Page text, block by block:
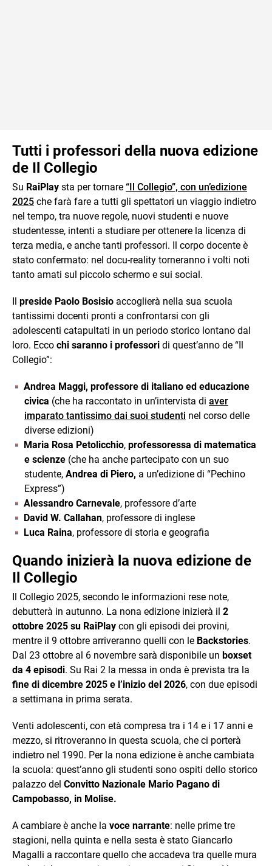
Tutti i professori della nuova edizione
de Il Collegio
Su RaiPlay sta per tornare “Il Collegio”, con un’edizione
2025 che farà fare a tutti gli spettatori un viaggio indietro
nel tempo, tra nuove regole, nuovi studenti e nuove
studentesse, intenti a studiare per ottenere la licenza di
terza media, e anche tanti professori. Il corpo docente è
stato confermato: nel docu-reality torneranno i volti noti
tanto amati sul piccolo schermo e sui social.
Il preside Paolo Bosisio accoglierà nella sua scuola
tantissimi docenti pronti a confrontarsi con gli
adolescenti catapultati in un periodo storico lontano dal
loro. Ecco chi saranno i professori di quest’anno de “Il
Collegio”:
Andrea Maggi, professore di italiano ed educazione
civica (che ha raccontato in un’intervista di aver
imparato tantissimo dai suoi studenti nel corso delle
diverse edizioni)
Maria Rosa Petolicchio, professoressa di matematica
e scienze (che ha anche partecipato con un suo
studente, Andrea di Piero, a un’edizione di “Pechino
Express”)
Alessandro Carnevale, professore d’arte
David W. Callahan, professore di inglese
Luca Raina, professore di storia e geografia
Quando inizierà la nuova edizione de
Il Collegio
Il Collegio 2025, secondo le informazioni rese note,
debutterà in autunno. La nona edizione inizierà il 2
ottobre 2025 su RaiPlay con gli episodi dei provini,
mentre il 9 ottobre arriveranno quelli con le Backstories.
Dal 23 ottobre al 6 novembre sarà disponibile un boxset
da 4 episodi. Su Rai 2 la messa in onda è prevista tra la
fine di dicembre 2025 e l’inizio del 2026, con due episodi
a settimana in prima serata.
Venti adolescenti, con età compresa tra i 14 e i 17 anni e
mezzo, si ritroveranno in questa scuola, che ci porterà
indietro nel 1990. Per la nona edizione è anche cambiata
la scuola: quest’anno gli studenti sono ospiti dello storico
palazzo del Convitto Nazionale Mario Pagano di
Campobasso, in Molise.
A cambiare è anche la voce narrante: nelle prime tre
stagioni, nella quinta e nella sesta è stato Giancarlo
Magalli a raccontare quello che accadeva tra quelle mura